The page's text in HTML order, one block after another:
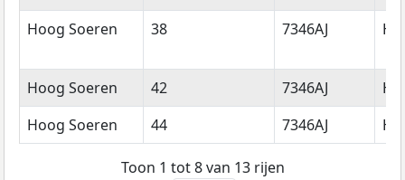
Hoog Soeren 38 7346AJ
Hoog Soeren 42 7346AJ
Hoog Soeren
44 7346AJ
Toon 1 tot 8 van 13 rijen